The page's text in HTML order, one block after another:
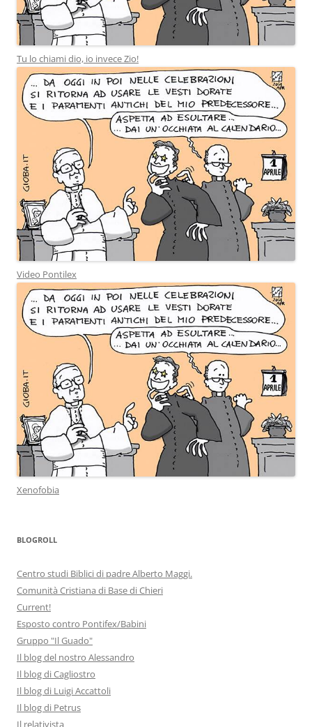
Tu lo chiami dio, io invece Zio!
Video Pontilex
Xenofobia
BLOGROLL
Centro studi Biblici di padre Alberto Maggi.
Comunità Cristiana di Base di Chieri
Current!
Esposto contro Pontifex/Babini
Gruppo "Il Guado"
Il blog del nostro Alessandro
Il blog di Cagliostro
Il blog di Luigi Accattoli
Il blog di Petrus
Il relativista